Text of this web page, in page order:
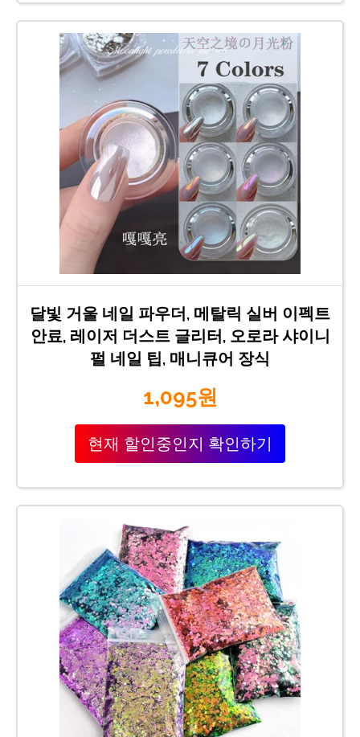
달빛 거울 네일 파우더, 메탈릭 실버 이펙트
안료, 레이저 더스트 글리터, 오로라 샤이니
펄 네일 팁, 매니큐어 장식
1,095원
현재 할인중인지 확인하기